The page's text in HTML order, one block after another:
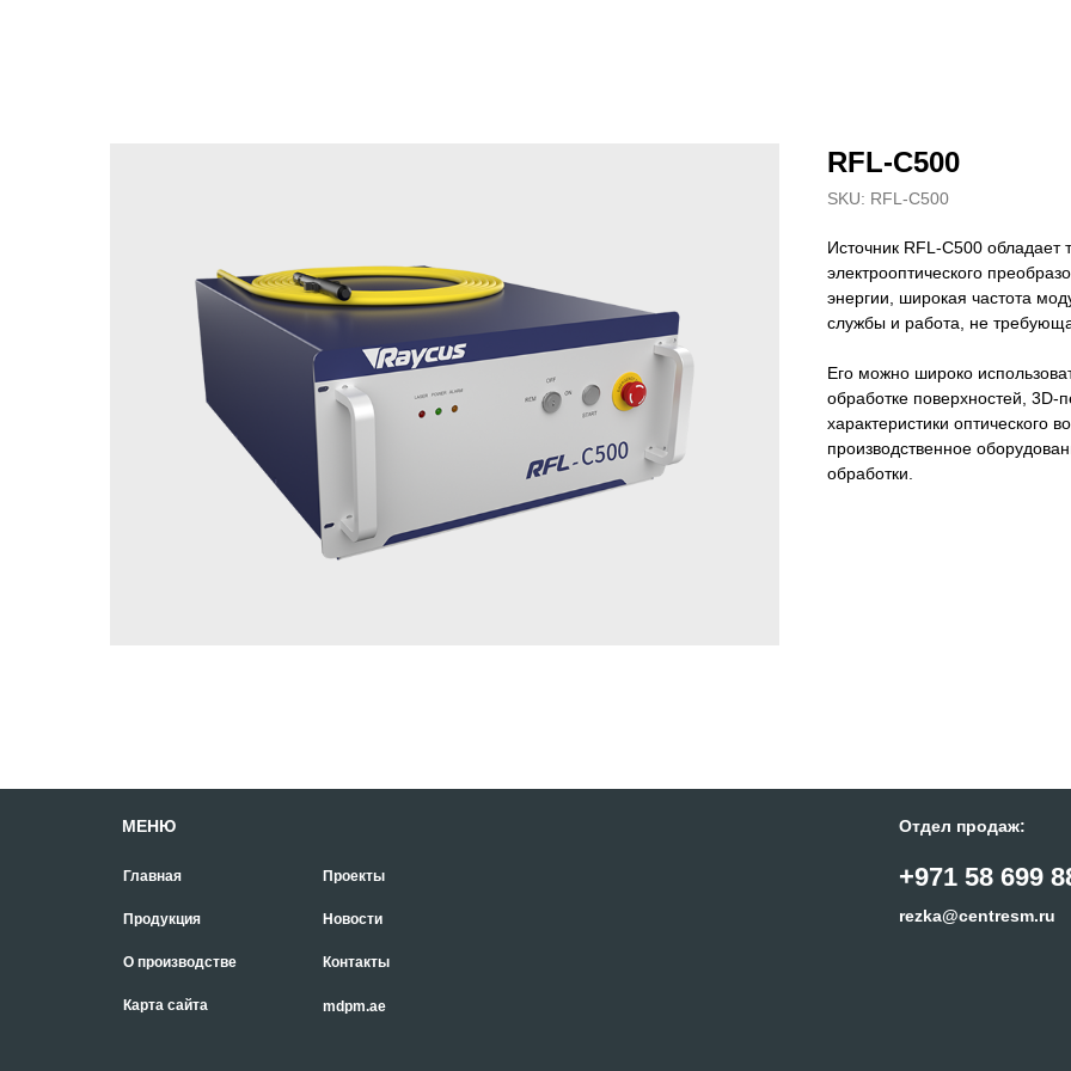
RFL-C500
SKU: RFL-C500
Источник RFL-C500
электрооптического
энергии, широкая частота
службы и работа, не
Его можно широко
обработке поверхностей, 3D-
характеристики оптического
производственное
обработки.
Главная
Продукция
О производстве
Проекты
Новости
Контакты
+971 58 699
МЕНЮ Отдел продаж:
rezka@centresm.ru
Карта сайта mdpm.ae